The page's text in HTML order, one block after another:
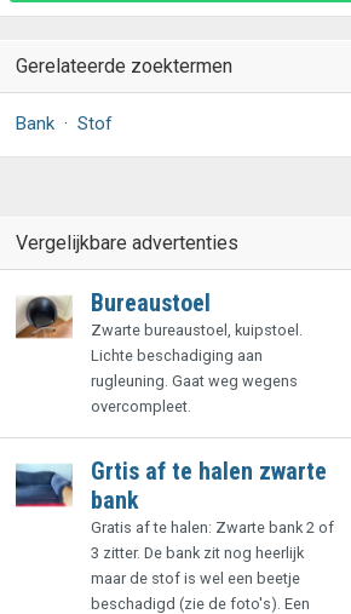
Gerelateerde zoektermen
Bank · Stof
Vergelijkbare advertenties
Bureaustoel
Zwarte bureaustoel, kuipstoel.
Lichte beschadiging aan
rugleuning. Gaat weg wegens
overcompleet.
Grtis af te halen zwarte
bank
Gratis af te halen: Zwarte bank 2 of
3 zitter. De bank zit nog heerlijk
maar de stof is wel een beetje
beschadigd (zie de foto's). Een